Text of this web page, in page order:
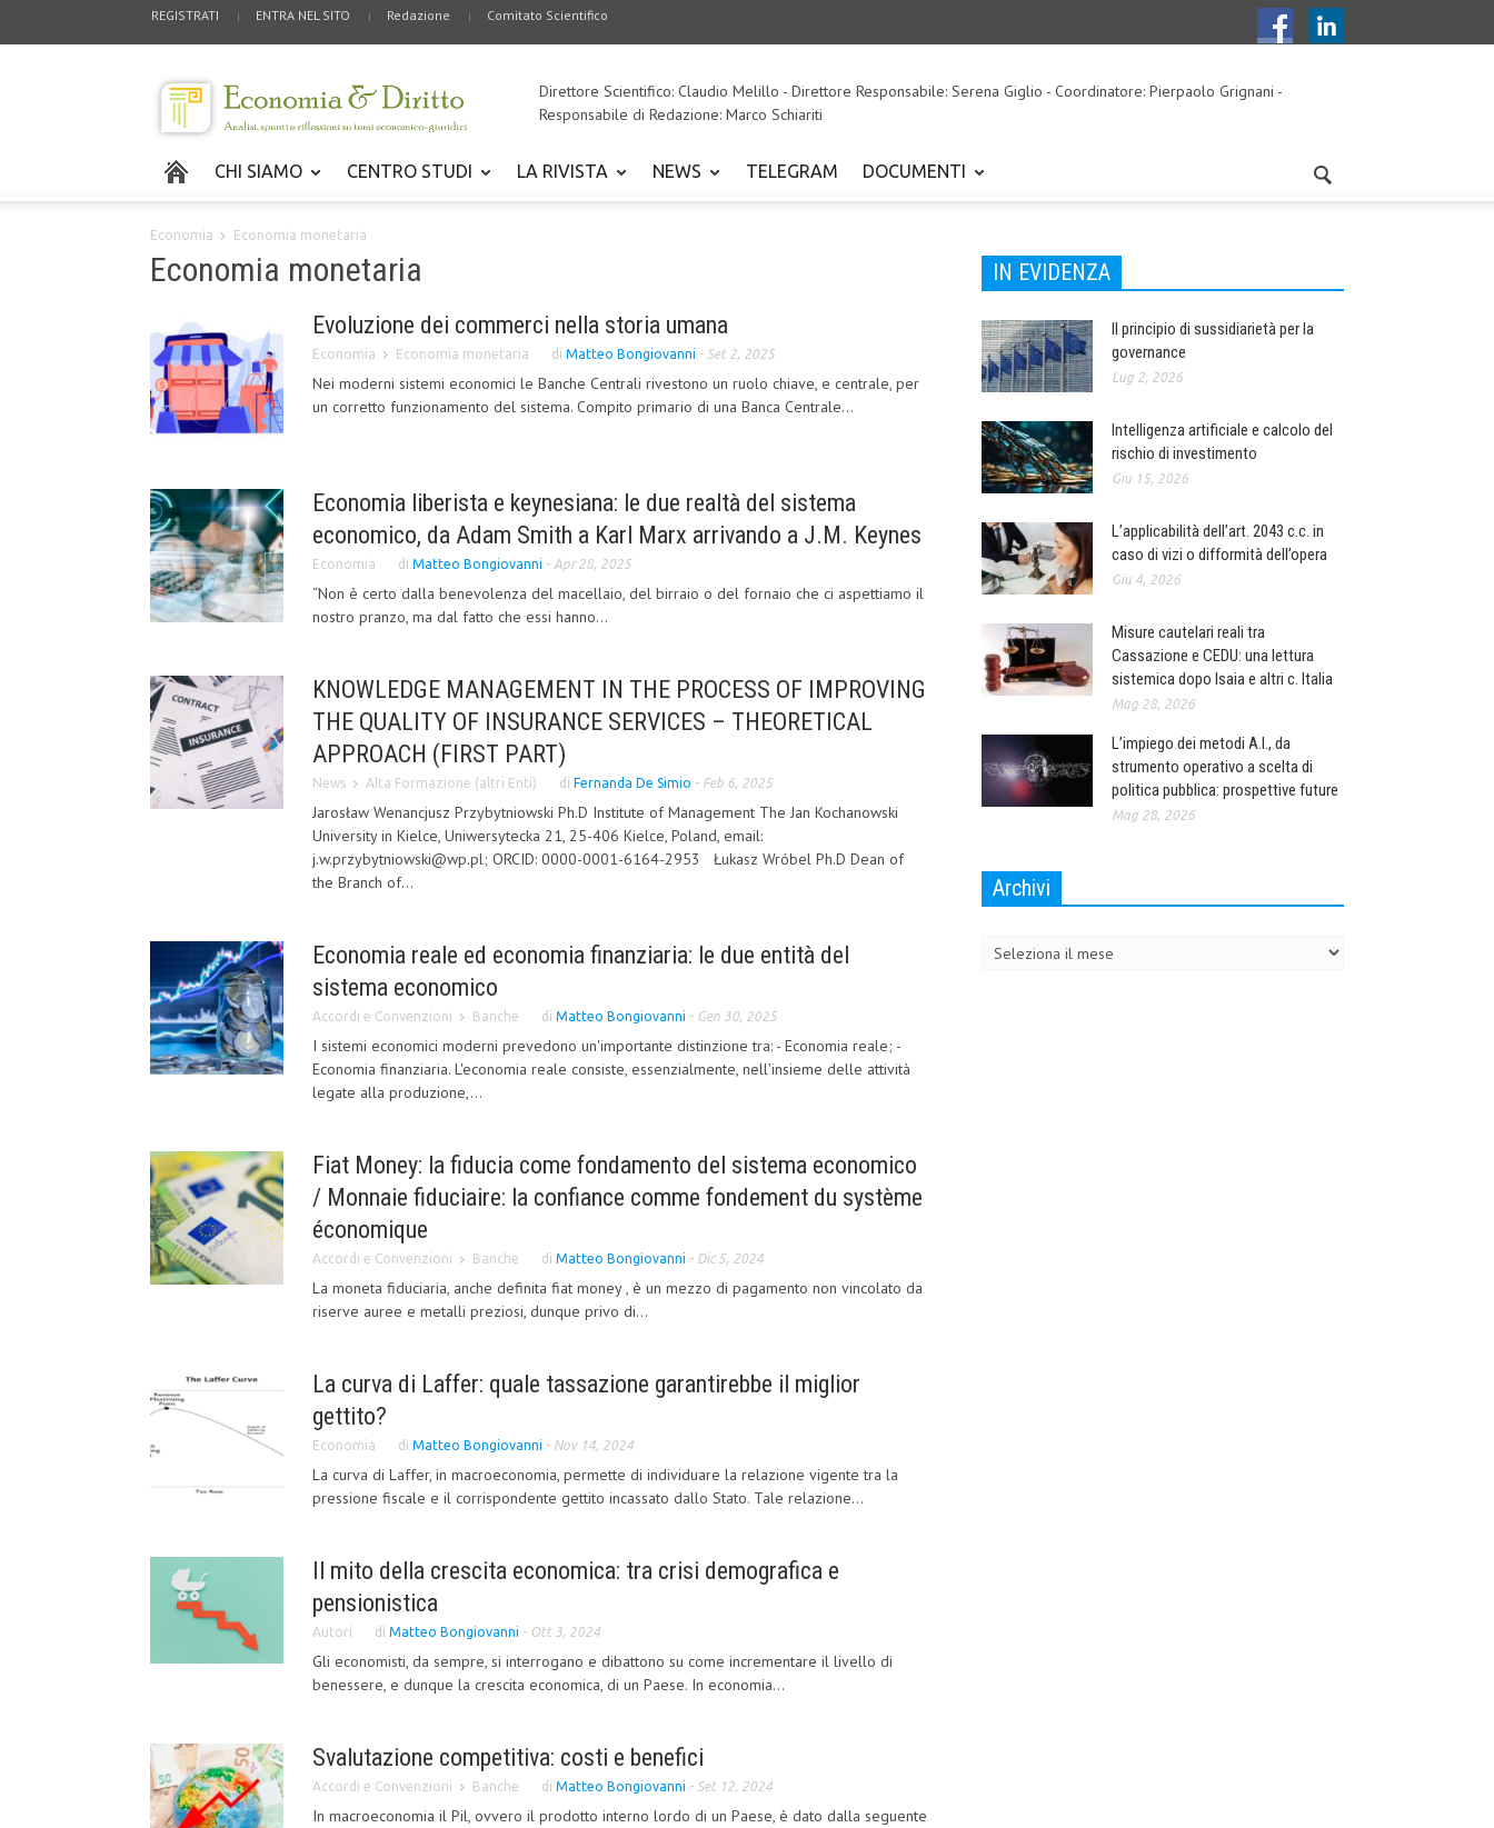
REGISTRATI ENTRA NEL SITO Redazione Comitato Scientifico
Direttore Scientifico: Claudio Melillo - Direttore Responsabile: Serena Giglio - Coordinatore: Pierpaolo Grignani -
Responsabile di Redazione: Marco Schiariti
CHI SIAMO CENTRO STUDI LA RIVISTA NEWS TELEGRAM DOCUMENTI
Economia Economia monetaria
Economia monetaria
Evoluzione dei commerci nella storia umana
Economia Economia monetaria di Matteo Bongiovanni - Set 2, 2025
Nei moderni sistemi economici le Banche Centrali rivestono un ruolo chiave, e centrale, per
un corretto funzionamento del sistema. Compito primario di una Banca Centrale...
Economia liberista e keynesiana: le due realtà del sistema
economico, da Adam Smith a Karl Marx arrivando a J.M. Keynes
Economia di Matteo Bongiovanni - Apr 28, 2025
“Non è certo dalla benevolenza del macellaio, del birraio o del fornaio che ci aspettiamo il
nostro pranzo, ma dal fatto che essi hanno...
KNOWLEDGE MANAGEMENT IN THE PROCESS OF IMPROVING
THE QUALITY OF INSURANCE SERVICES – THEORETICAL
APPROACH (FIRST PART)
News Alta Formazione (altri Enti) di Fernanda De Simio - Feb 6, 2025
Jarosław Wenancjusz Przybytniowski Ph.D Institute of Management The Jan Kochanowski
University in Kielce, Uniwersytecka 21, 25-406 Kielce, Poland, email:
j.w.przybytniowski@wp.pl; ORCID: 0000-0001-6164-2953 Łukasz Wróbel Ph.D Dean of
the Branch of...
Economia reale ed economia finanziaria: le due entità del
sistema economico
Accordi e Convenzioni Banche di Matteo Bongiovanni - Gen 30, 2025
I sistemi economici moderni prevedono un'importante distinzione tra: - Economia reale; -
Economia finanziaria. L'economia reale consiste, essenzialmente, nell'insieme delle attività
legate alla produzione,...
Fiat Money: la fiducia come fondamento del sistema economico
/ Monnaie fiduciaire: la confiance comme fondement du système
économique
Accordi e Convenzioni Banche di Matteo Bongiovanni - Dic 5, 2024
La moneta fiduciaria, anche definita fiat money , è un mezzo di pagamento non vincolato da
riserve auree e metalli preziosi, dunque privo di...
La curva di Laffer: quale tassazione garantirebbe il miglior
gettito?
Economia di Matteo Bongiovanni - Nov 14, 2024
La curva di Laffer, in macroeconomia, permette di individuare la relazione vigente tra la
pressione fiscale e il corrispondente gettito incassato dallo Stato. Tale relazione...
Il mito della crescita economica: tra crisi demografica e
pensionistica
Autori di Matteo Bongiovanni - Ott 3, 2024
Gli economisti, da sempre, si interrogano e dibattono su come incrementare il livello di
benessere, e dunque la crescita economica, di un Paese. In economia...
Svalutazione competitiva: costi e benefici
Accordi e Convenzioni Banche di Matteo Bongiovanni - Set 12, 2024
In macroeconomia il Pil, ovvero il prodotto interno lordo di un Paese, è dato dalla seguente
IN EVIDENZA
Il principio di sussidiarietà per la
governance
Lug 2, 2026
Intelligenza artificiale e calcolo del
rischio di investimento
Giu 15, 2026
L’applicabilità dell’art. 2043 c.c. in
caso di vizi o difformità dell’opera
Giu 4, 2026
Misure cautelari reali tra
Cassazione e CEDU: una lettura
sistemica dopo Isaia e altri c. Italia
Mag 28, 2026
L’impiego dei metodi A.I., da
strumento operativo a scelta di
politica pubblica: prospettive future
Mag 28, 2026
Archivi